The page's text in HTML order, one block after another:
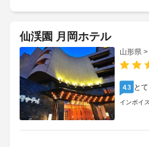
仙渓園 月岡ホテル
山形県
4.3 と
インボイ